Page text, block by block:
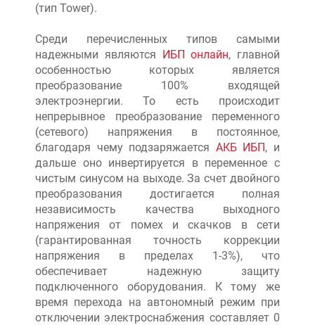
(тип Tower).
Среди перечисленных типов самыми
надежными являются ИБП онлайн, главной
особенностью которых является
преобразование 100% входящей
электроэнергии. То есть происходит
непрерывное преобразование переменного
(сетевого) напряжения в постоянное,
благодаря чему подзаряжается АКБ ИБП, и
дальше оно инвертируется в переменное с
чистым синусом на выходе. За счет двойного
преобразования достигается полная
независимость качества выходного
напряжения от помех и скачков в сети
(гарантированная точность коррекции
напряжения в пределах 1-3%), что
обеспечивает надежную защиту
подключенного оборудования. К тому же
время перехода на автономный режим при
отключении электроснабжения составляет 0